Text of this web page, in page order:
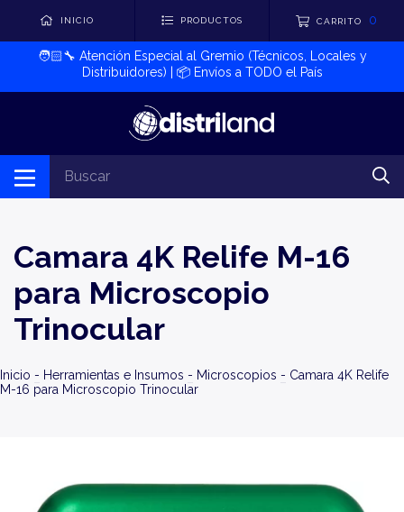
INICIO PRODUCTOS CARRITO 0
🧑🏻‍🔧​ Atención Especial al Gremio (Técnicos, Locales y
Distribuidores) | 📦​ Envíos a TODO el País
Camara 4K Relife M-16
para Microscopio
Trinocular
Inicio - Herramientas e Insumos - Microscopios - Camara 4K Relife
M-16 para Microscopio Trinocular